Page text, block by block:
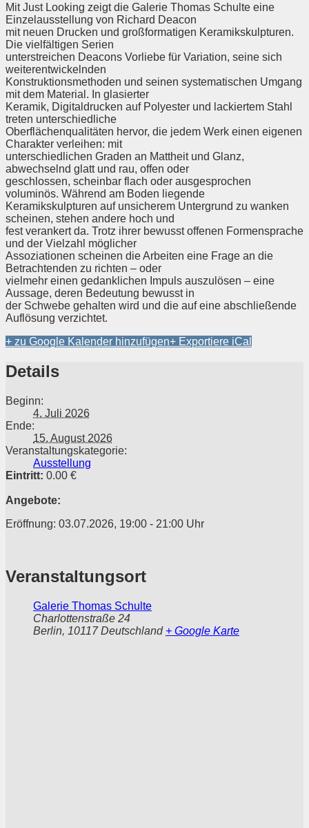
Mit Just Looking zeigt die Galerie Thomas Schulte eine
Einzelausstellung von Richard Deacon
mit neuen Drucken und großformatigen Keramikskulpturen.
Die vielfältigen Serien
unterstreichen Deacons Vorliebe für Variation, seine sich
weiterentwickelnden
Konstruktionsmethoden und seinen systematischen Umgang
mit dem Material. In glasierter
Keramik, Digitaldrucken auf Polyester und lackiertem Stahl
treten unterschiedliche
Oberflächenqualitäten hervor, die jedem Werk einen eigenen
Charakter verleihen: mit
unterschiedlichen Graden an Mattheit und Glanz,
abwechselnd glatt und rau, offen oder
geschlossen, scheinbar flach oder ausgesprochen
voluminös. Während am Boden liegende
Keramikskulpturen auf unsicherem Untergrund zu wanken
scheinen, stehen andere hoch und
fest verankert da. Trotz ihrer bewusst offenen Formensprache
und der Vielzahl möglicher
Assoziationen scheinen die Arbeiten eine Frage an die
Betrachtenden zu richten – oder
vielmehr einen gedanklichen Impuls auszulösen – eine
Aussage, deren Bedeutung bewusst in
der Schwebe gehalten wird und die auf eine abschließende
Auflösung verzichtet.
+ zu Google Kalender hinzufügen+ Exportiere iCal
Details
Beginn:
4. Juli 2026
Ende:
15. August 2026
Veranstaltungskategorie:
Ausstellung
Eintritt: 0.00 €
Angebote:
Eröffnung: 03.07.2026, 19:00 - 21:00 Uhr
Veranstaltungsort
Galerie Thomas Schulte
Charlottenstraße 24
Berlin, 10117 Deutschland + Google Karte